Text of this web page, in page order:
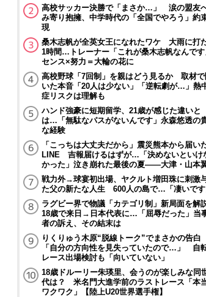
高校サッカー決勝で「まさか…」 涙の盟友
み寄り抱擁、中学時代の「全国でやろう」約
現
桑木志帆が全英女王になれたワケ 大雨に打
1時間…トレーナー「これが桑木志帆なんです
センス×努力＝大輪の花に
高校野球「7回制」を親はどう見るか 取材で
いた本音「20人は少ない」「逆転劇が…」熱
症リスクは理解も
ハンド強豪に短期留学、21歳が感じた違いと
は…「無駄なパスがないんです」永森悠透の
な経験
「こっちは大丈夫だから」震災熊本から届い
LINE 吉報届けるはずが…「決めないといけ
かった」泣き崩れた最後の夏――大津・山本
戦力外→球宴初出場、ヤクルト増田珠に刺激
た父の新たな人生 600人の島で…「凄いです
ラグビー界で物議「カテゴリ制」新局面を解
18歳で来日→日本代表に…「屈辱だった」当
者の訴え、その結末は
りくりゅう木原“脱線トーク”でまさかの告白
「自分の方向性を見失っていたので…」 自
レース出場検討も「向いていない」
18歳ドルーリー朱瑛里、会うのが楽しみな同
代は？ 米名門大進学前のラストレース「本
ワクワク」【陸上U20世界選手権】